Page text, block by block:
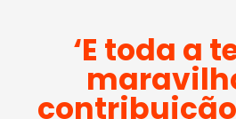
‘E toda a